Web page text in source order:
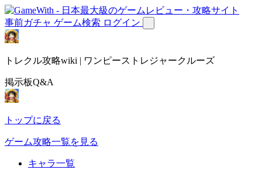
事前ガチャ ゲーム検索 ログイン
トレクル攻略wiki | ワンピーストレジャークルーズ
掲示板Q&A
トップに戻る
ゲーム攻略一覧を見る
キャラ一覧